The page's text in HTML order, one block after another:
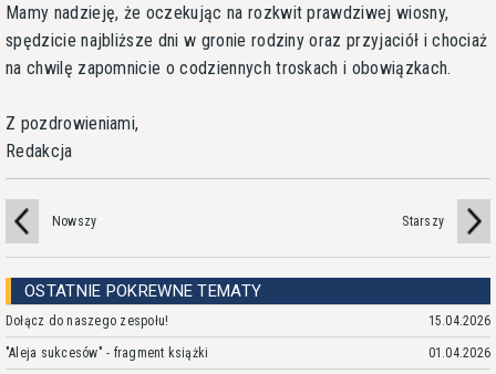
Mamy nadzieję, że oczekując na rozkwit prawdziwej wiosny,
spędzicie najbliższe dni w gronie rodziny oraz przyjaciół i chociaż
na chwilę zapomnicie o codziennych troskach i obowiązkach.
Z pozdrowieniami,
Redakcja
Nowszy Starszy
OSTATNIE POKREWNE TEMATY
Dołącz do naszego zespołu! 15.04.2026
"Aleja sukcesów" - fragment książki 01.04.2026